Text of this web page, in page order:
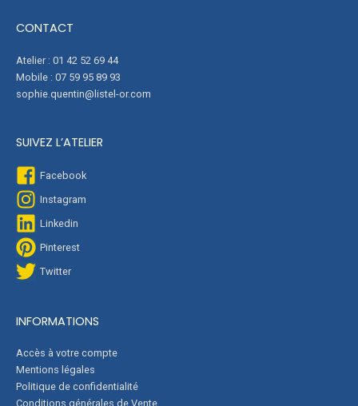
CONTACT
Atelier : 01 42 52 69 44
Mobile : 07 59 95 89 93
sophie.quentin@listel-or.com
SUIVEZ L’ATELIER
Facebook
Instagram
Linkedin
Pinterest
Twitter
INFORMATIONS
Accès à votre compte
Mentions légales
Politique de confidentialité
Conditions générales de Vente